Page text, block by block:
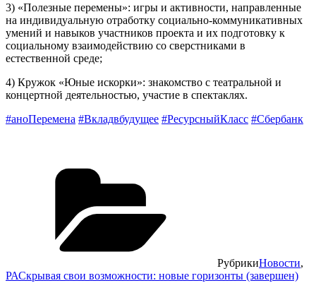
3) «Полезные перемены»: игры и активности, направленные
на индивидуальную отработку социально-коммуникативных
умений и навыков участников проекта и их подготовку к
социальному взаимодействию со сверстниками в
естественной среде;
4) Кружок «Юные искорки»: знакомство с театральной и
концертной деятельностью, участие в спектаклях.
#аноПеремена #Вкладвбудущее #РесурсныйКласс #Сбербанк
РубрикиНовости,
РАСкрывая свои возможности: новые горизонты (завершен)